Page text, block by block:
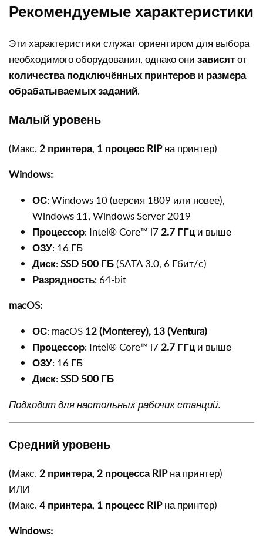
Рекомендуемые характеристики
Эти характеристики служат ориентиром для выбора
необходимого оборудования, однако они зависятот
количества подключённых принтеров и размера
обрабатываемых заданий.
Малый уровень
(Макс. 2 принтера, 1 процесс RIPна принтер)
Windows:
ОС: Windows 10 (версия 1809 или новее),
Windows 11, Windows Server 2019
Процессор: Intel® Core™ i72.7 ГГци выше
ОЗУ: 16 ГБ
Диск: SSD 500 ГБ(SATA 3.0, 6 Гбит/с)
Разрядность: 64-bit
macOS:
ОС: macOS 12 (Monterey), 13 (Ventura)
Процессор: Intel® Core™ i72.7 ГГци выше
ОЗУ: 16 ГБ
Диск: SSD 500 ГБ
Подходит для настольных рабочих станций.
Средний уровень
(Макс. 2 принтера, 2 процесса RIPна принтер)
ИЛИ
(Макс. 4 принтера, 1 процесс RIPна принтер)
Windows: